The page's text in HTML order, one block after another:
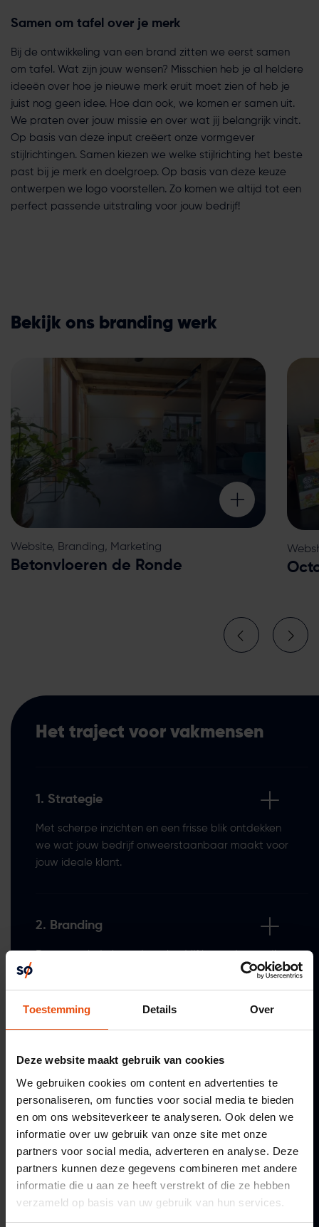
Toestemming Details Over
Deze website maakt gebruik van cookies
We gebruiken cookies om content en advertenties te
personaliseren, om functies voor social media te bieden
en om ons websiteverkeer te analyseren. Ook delen we
informatie over uw gebruik van onze site met onze
partners voor social media, adverteren en analyse. Deze
partners kunnen deze gegevens combineren met andere
informatie die u aan ze heeft verstrekt of die ze hebben
verzameld op basis van uw gebruik van hun services.
Samen om tafel over je merk
Bij de ontwikkeling van een brand zitten we eerst samen
om tafel. Wat zijn jouw wensen? Misschien heb je al heldere
ideeën over hoe je nieuwe merk eruit moet zien of heb je
juist nog geen idee. Hoe dan ook, we komen er samen uit.
We praten over jouw missie en over wat jij belangrijk vindt.
Op basis van deze input creëert onze vormgever
stijlrichtingen. Samen kiezen we welke stijlrichting het beste
past bij je merk en doelgroep. Op basis van deze keuze
ontwerpen we logo voorstellen. Zo komen we altijd tot een
perfect passende uitstraling voor jouw bedrijf!
Bekijk ons branding werk
Website, Branding, Marketing
Betonvloeren de Ronde
Het traject voor vakmensen
1. Strategie
Met scherpe inzichten en een frisse blik ontdekken
we wat jouw bedrijf onweerstaanbaar maakt voor
jouw ideale klant.
2. Branding
De eerste indruk van jouw bedrijf is goud waard!
We vertalen jouw strategie naar een herkenbaar
logo en een consistente huisstijl.
Het digitale hart van je bedrijf. Wij zorgen dat je
website niet alleen mooi is, maar ook je klanten
overtuigt.
4. Online marketing
Tijd om te groeien! Met social media, SEO, SEA en
e-mailmarketing zorgen we samen voor jouw online